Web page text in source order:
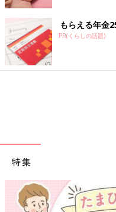
もらえる年金
PR(くらしの話題)
特集